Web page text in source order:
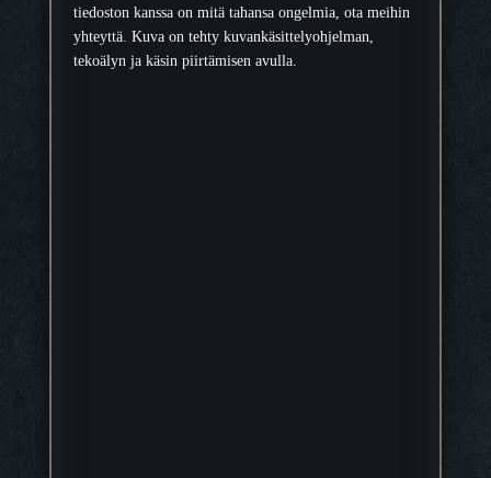
tiedoston kanssa on mitä tahansa ongelmia, ota meihin
yhteyttä. Kuva on tehty kuvankäsittelyohjelman,
tekoälyn ja käsin piirtämisen avulla.